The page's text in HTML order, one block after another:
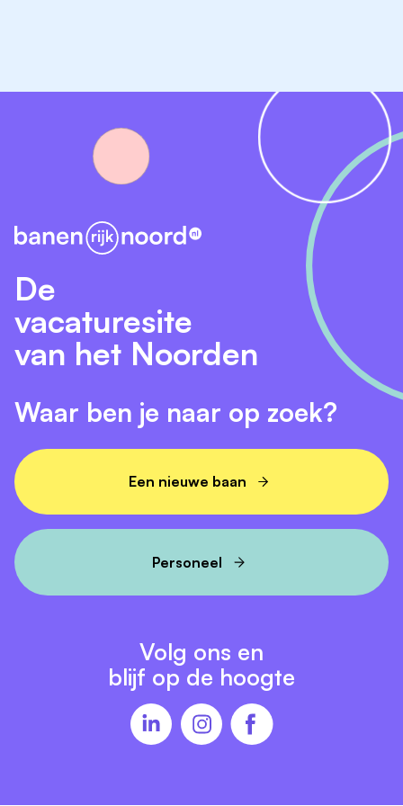
van een vraag? Vertel ons hieronder je vraag of je
wensen en we nemen zo snel mogelijk contact met je
De
vacaturesite
van het Noorden
Waar ben je naar op zoek?
Een nieuwe baan
Personeel
Volg ons en
blijf op de hoogte